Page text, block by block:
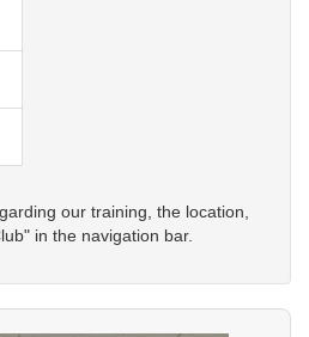
our training, the location,
in the navigation bar.